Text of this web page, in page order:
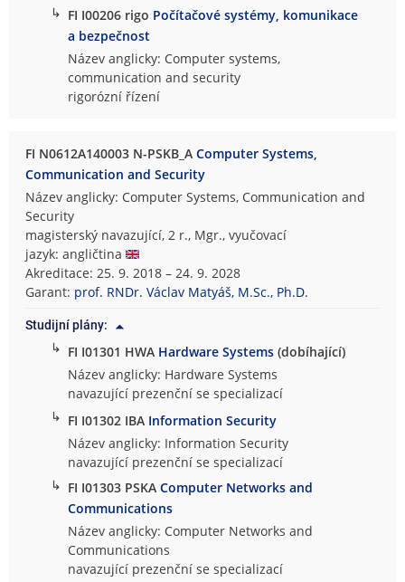
↳ FI I00206 rigo Počítačové systémy, komunikace
a bezpečnost
Název anglicky: Computer systems,
communication and security
rigorózní řízení
FI N0612A140003 N-PSKB_AComputer Systems,
Communication and Security
Název anglicky: Computer Systems, Communication and
Security
magisterský navazující, 2 r., Mgr., vyučovací
jazyk: angličtina
Akreditace: 25. 9. 2018 – 24. 9. 2028
Garant: prof. RNDr. Václav Matyáš, M.Sc., Ph.D.
Studijní plány:
↳ FI I01301 HWA Hardware Systems (dobíhající)
Název anglicky: Hardware Systems
navazující prezenční se specializací
↳ FI I01302 IBA Information Security
Název anglicky: Information Security
navazující prezenční se specializací
↳ FI I01303 PSKAComputer Networks and
Communications
Název anglicky: Computer Networks and
Communications
navazující prezenční se specializací